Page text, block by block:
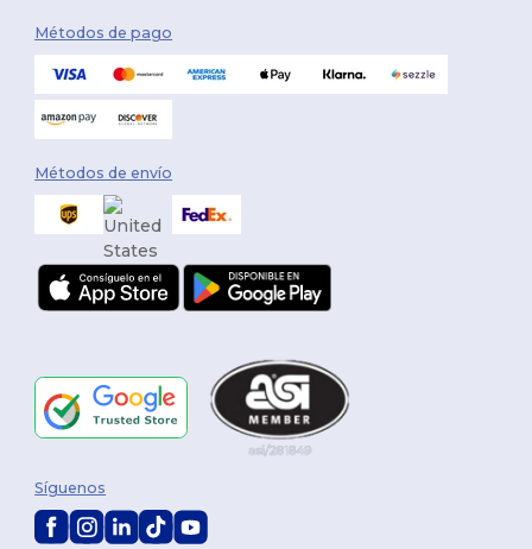
Métodos de pago
Métodos de envío
Síguenos